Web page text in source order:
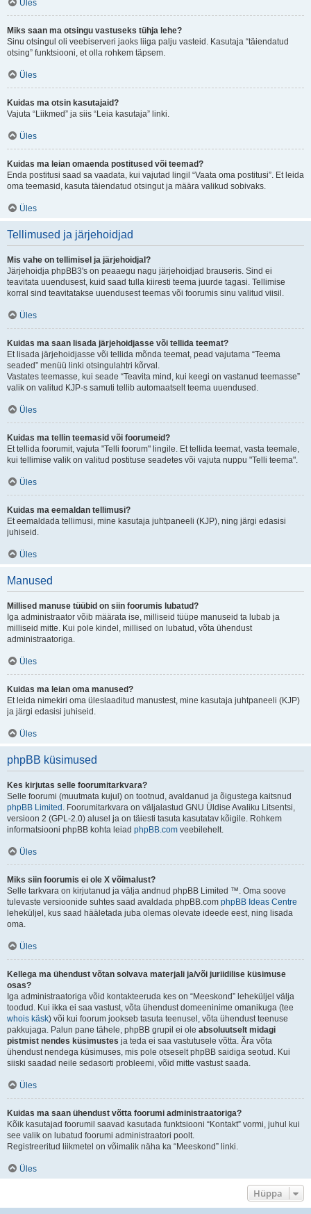
Üles
Miks saan ma otsingu vastuseks tühja lehe?
Sinu otsingul oli veebiserveri jaoks liiga palju vasteid. Kasutaja “täiendatud
otsing” funktsiooni, et olla rohkem täpsem.
Üles
Kuidas ma otsin kasutajaid?
Vajuta “Liikmed” ja siis “Leia kasutaja” linki.
Üles
Kuidas ma leian omaenda postitused või teemad?
Enda postitusi saad sa vaadata, kui vajutad lingil “Vaata oma postitusi”. Et leida
oma teemasid, kasuta täiendatud otsingut ja määra valikud sobivaks.
Üles
Tellimused ja järjehoidjad
Mis vahe on tellimisel ja järjehoidjal?
Järjehoidja phpBB3's on peaaegu nagu järjehoidjad brauseris. Sind ei
teavitata uuendusest, kuid saad tulla kiiresti teema juurde tagasi. Tellimise
korral sind teavitatakse uuendusest teemas või foorumis sinu valitud viisil.
Üles
Kuidas ma saan lisada järjehoidjasse või tellida teemat?
Et lisada järjehoidjasse või tellida mõnda teemat, pead vajutama “Teema
seaded” menüü linki otsingulahtri kõrval.
Vastates teemasse, kui seade “Teavita mind, kui keegi on vastanud teemasse”
valik on valitud KJP-s samuti tellib automaatselt teema uuendused.
Üles
Kuidas ma tellin teemasid või foorumeid?
Et tellida foorumit, vajuta "Telli foorum" lingile. Et tellida teemat, vasta teemale,
kui tellimise valik on valitud postituse seadetes või vajuta nuppu "Telli teema".
Üles
Kuidas ma eemaldan tellimusi?
Et eemaldada tellimusi, mine kasutaja juhtpaneeli (KJP), ning järgi edasisi
juhiseid.
Üles
Manused
Millised manuse tüübid on siin foorumis lubatud?
Iga administraator võib määrata ise, milliseid tüüpe manuseid ta lubab ja
milliseid mitte. Kui pole kindel, millised on lubatud, võta ühendust
administraatoriga.
Üles
Kuidas ma leian oma manused?
Et leida nimekiri oma üleslaaditud manustest, mine kasutaja juhtpaneeli (KJP)
ja järgi edasisi juhiseid.
Üles
phpBB küsimused
Kes kirjutas selle foorumitarkvara?
Selle foorumi (muutmata kujul) on tootnud, avaldanud ja õigustega kaitsnud
phpBB Limited . Foorumitarkvara on väljalastud GNU Üldise Avaliku Litsentsi,
versioon 2 (GPL-2.0) alusel ja on täiesti tasuta kasutatav kõigile. Rohkem
informatsiooni phpBB kohta leiad phpBB.com veebilehelt.
Üles
Miks siin foorumis ei ole X võimalust?
Selle tarkvara on kirjutanud ja välja andnud phpBB Limited ™. Oma soove
tulevaste versioonide suhtes saad avaldada phpBB.com phpBB Ideas Centre
leheküljel, kus saad hääletada juba olemas olevate ideede eest, ning lisada
oma.
Üles
Kellega ma ühendust võtan solvava materjali ja/või juriidilise küsimuse
osas?
Iga administraatoriga võid kontakteeruda kes on “Meeskond” leheküljel välja
toodud. Kui ikka ei saa vastust, võta ühendust domeeninime omanikuga (tee
whois käsk) või kui foorum jookseb tasuta teenusel, võta ühendust teenuse
pakkujaga. Palun pane tähele, phpBB grupil ei ole absoluutselt midagi
pistmist nendes küsimustes ja teda ei saa vastutusele võtta. Ära võta
ühendust nendega küsimuses, mis pole otseselt phpBB saidiga seotud. Kui
siiski saadad neile sedasorti probleemi, võid mitte vastust saada.
Üles
Kuidas ma saan ühendust võtta foorumi administraatoriga?
Kõik kasutajad foorumil saavad kasutada funktsiooni “Kontakt” vormi, juhul kui
see valik on lubatud foorumi administraatori poolt.
Registreeritud liikmetel on võimalik näha ka “Meeskond” linki.
Üles
Hüppa